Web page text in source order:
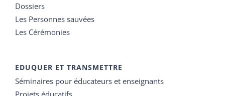
Dossiers
Les Personnes sauvées
Les Cérémonies
EDUQUER ET TRANSMETTRE
Séminaires pour éducateurs et enseignants
Projets éducatifs